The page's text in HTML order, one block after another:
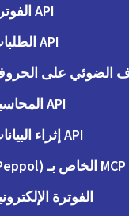
API الفوترة
API الطلبات
API المحاسبة
API إثراء البيانات
الفوترة